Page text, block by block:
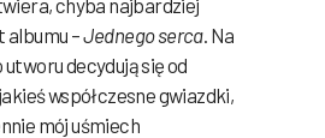
–Jednego serca. Na
decydują się od
współczesne gwiazdki,
mój uśmiech